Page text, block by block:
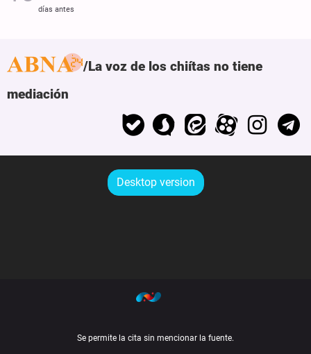
días antes
La voz de los chiítas no tiene
mediación
Desktop version
Se permite la cita sin mencionar la fuente.